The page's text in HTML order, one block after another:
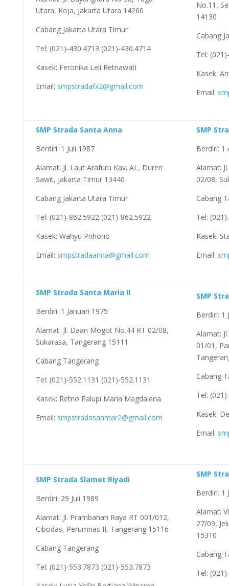
Utara, Koja, Jakarta Utara 14260
Cabang Jakarta Utara Timur
Tel: (021)-430.4713 (021)-430.4714
Kasek: Feronika Leli Retnawati
Email: smpstradafx2@gmail.com
No.11,
14130
Cabang
Tel:
Kasek:
Email:
SMP Strada Santa Anna
Berdiri: 1 Juli 1987
Alamat: Jl. Laut Arafuru Kav. AL, Duren
Sawit, Jakarta Timur 13440
Cabang Jakarta Utara Timur
Tel: (021)-862.5922 (021)-862.5922
Kasek: Wahyu Prihono
Email: smpstradaanna@gmail.com
SMP
Berdiri: 1
Alamat:
02/08,
Cabang
Tel:
Kasek:
Email:
SMP Strada Santa Maria II
Berdiri: 1 Januari 1975
Alamat: Jl. Daan Mogot No.44 RT 02/08,
Sukarasa, Tangerang 15111
Cabang Tangerang
Tel: (021)-552.1131 (021)-552.1131
Kasek: Retno Palupi Maria Magdalena
Email: smpstradasanmar2@gmail.com
SMP
Berdiri: 1
Alamat:
01/01,
Cabang
Tel:
Kasek:
Email:
SMP Strada Slamet Riyadi
Berdiri: 29 Juli 1989
Alamat: Jl. Prambanan Raya RT 001/012,
Cibodas, Perumnas II, Tangerang 15116
Cabang Tangerang
Tel: (021)-553.7873 (021)-553.7873
SMP
Berdiri: 1
Alamat:
27/09,
15310
Cabang
Tel: